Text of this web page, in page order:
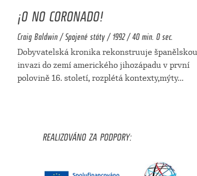
¡O NO CORONADO!
Craig Baldwin / Spojené státy / 1992 / 40 min. 0 sec.
Dobyvatelská kronika rekonstruuje španělskou
invazi do zemí amerického jihozápadu v první
polovině 16. století, rozplétá kontexty,mýty...
REALIZOVÁNO ZA PODPORY: